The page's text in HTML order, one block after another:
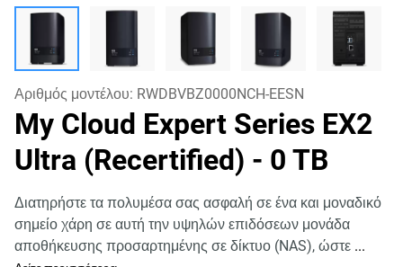
Αριθμός μοντέλου: RWDBVBZ0000NCH-EESN
My Cloud Expert Series EX2
Ultra (Recertified) - 0 TB
Διατηρήστε τα πολυμέσα σας ασφαλή σε ένα και μοναδικό
σημείο χάρη σε αυτή την υψηλών επιδόσεων μονάδα
αποθήκευσης προσαρτημένης σε δίκτυο (NAS), ώστε ...